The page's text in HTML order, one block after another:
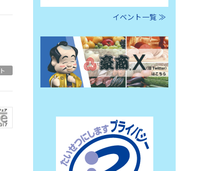
イベント一覧 ≫